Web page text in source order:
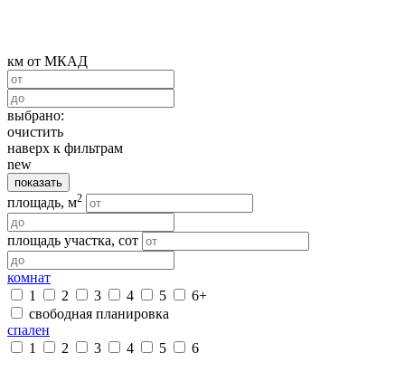
км от МКАД
выбрано:
очистить
наверх к фильтрам
new
показать
площадь, м2
площадь участка, сот
комнат
1
2 3 4 5
6+
свободная планировка
спален
1
2 3 4 5 6